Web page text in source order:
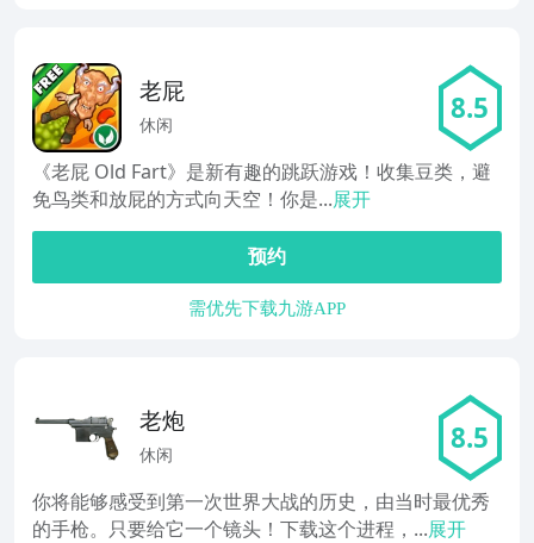
老屁
休闲 8.5
《老屁 Old Fart》是新有趣的跳跃游戏！收集豆类，避
免鸟类和放屁的方式向天空！你是...展开
预约
需优先下载九游APP
老炮
休闲 8.5
你将能够感受到第一次世界大战的历史，由当时最优秀
的手枪。只要给它一个镜头！下载这个进程，...展开